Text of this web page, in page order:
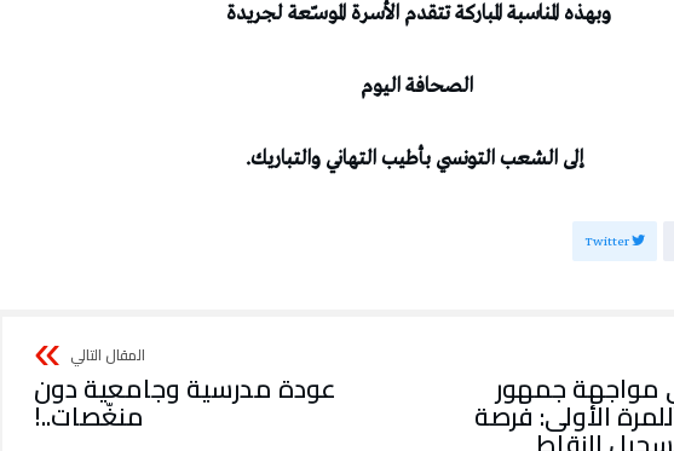
وبهذه‭ ‬المناسبة‭ ‬المباركة‭ ‬تتقدم‭ ‬الأسرة‭ ‬الموسـّعة‭ ‬لجريدة‭ ‬‭
الصحافة‭ ‬اليوم
‭ ‬إلى‭ ‬الشعب‭ ‬التونسي‭ ‬بأطيب‭ ‬التهاني‭ ‬والتباريك‭.‬
Twitter
جمهور
الأولى: فرصة
عودة مدرسية وجامعية دون
منغّصات..!